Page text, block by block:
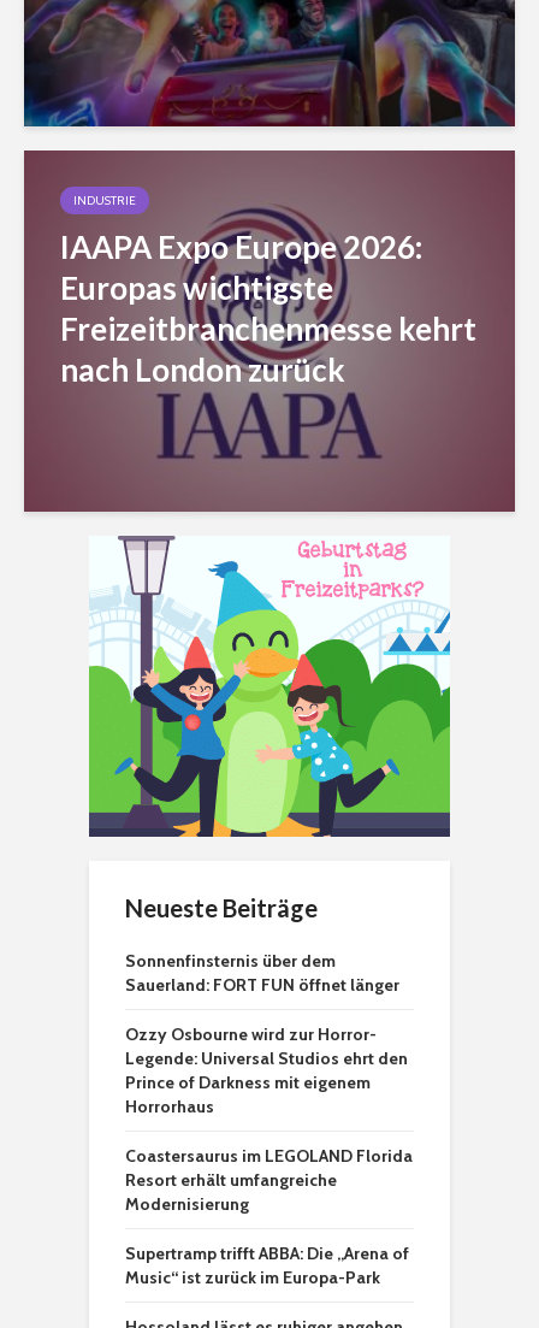
INDUSTRIE
IAAPA Expo Europe 2026:
Europas wichtigste
Freizeitbranchenmesse kehrt
nach London zurück
Neueste Beiträge
Sonnenfinsternis über dem
Sauerland: FORT FUN öffnet länger
Ozzy Osbourne wird zur Horror-
Legende: Universal Studios ehrt den
Prince of Darkness mit eigenem
Horrorhaus
Coastersaurus im LEGOLAND Florida
Resort erhält umfangreiche
Modernisierung
Supertramp trifft ABBA: Die „Arena of
Music“ ist zurück im Europa-Park